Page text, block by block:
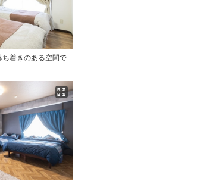
ち着きのある空間で